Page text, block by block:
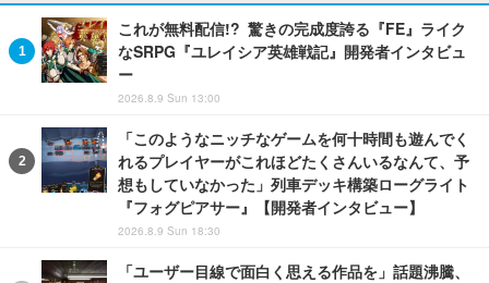
これが無料配信!? 驚きの完成度誇る『FE』ライク
なSRPG『ユレイシア英雄戦記』開発者インタビュ
ー
2026.8.9 Sun 13:00
「このようなニッチなゲームを何十時間も遊んでく
れるプレイヤーがこれほどたくさんいるなんて、予
想もしていなかった」列車デッキ構築ローグライト
『フォグピアサー』【開発者インタビュー】
2026.8.9 Sun 18:30
「ユーザー目線で面白く思える作品を」話題沸騰、